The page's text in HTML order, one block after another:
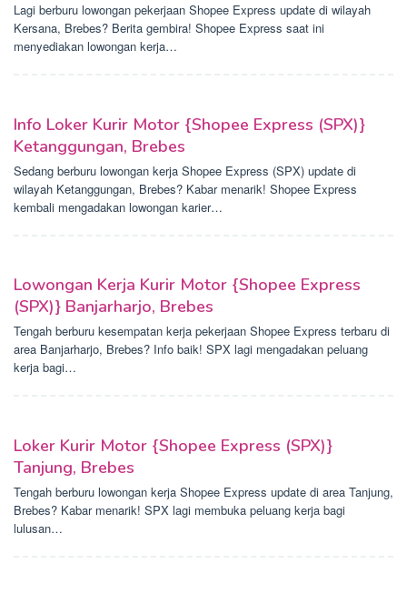
Lagi berburu lowongan pekerjaan Shopee Express update di wilayah
Kersana, Brebes? Berita gembira! Shopee Express saat ini
menyediakan lowongan kerja…
Info Loker Kurir Motor {Shopee Express (SPX)}
Ketanggungan, Brebes
Sedang berburu lowongan kerja Shopee Express (SPX) update di
wilayah Ketanggungan, Brebes? Kabar menarik! Shopee Express
kembali mengadakan lowongan karier…
Lowongan Kerja Kurir Motor {Shopee Express
(SPX)} Banjarharjo, Brebes
Tengah berburu kesempatan kerja pekerjaan Shopee Express terbaru di
area Banjarharjo, Brebes? Info baik! SPX lagi mengadakan peluang
kerja bagi…
Loker Kurir Motor {Shopee Express (SPX)}
Tanjung, Brebes
Tengah berburu lowongan kerja Shopee Express update di area Tanjung,
Brebes? Kabar menarik! SPX lagi membuka peluang kerja bagi
lulusan…